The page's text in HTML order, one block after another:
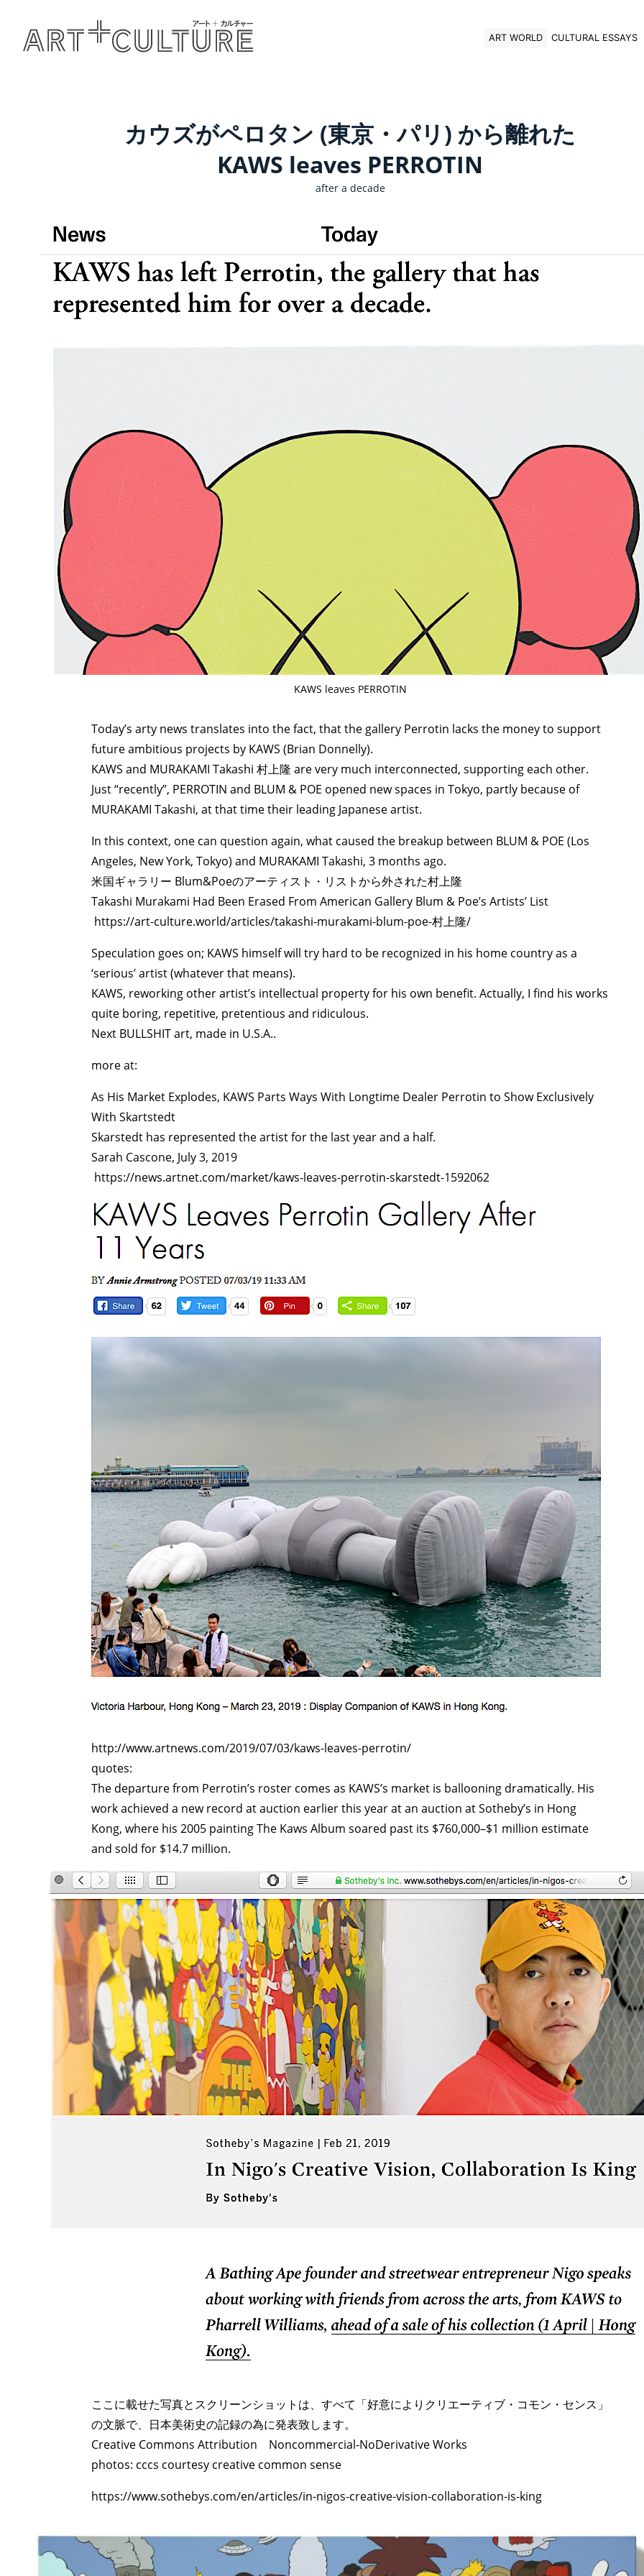
ART WORLD CULTURAL ESSAYS
TAGS PEOPLE RANKING
カウズがペロタン (東京・パリ) から離れた
KAWS leaves PERROTIN
after a decade
KAWS leaves PERROTIN
Today’s arty news translates into the fact, that the gallery Perrotin lacks the money to support
future ambitious projects by KAWS (Brian Donnelly).
KAWS and MURAKAMI Takashi 村上隆 are very much interconnected, supporting each other.
Just “recently”, PERROTIN and BLUM & POE opened new spaces in Tokyo, partly because of
MURAKAMI Takashi, at that time their leading Japanese artist.
In this context, one can question again, what caused the breakup between BLUM & POE (Los
Angeles, New York, Tokyo) and MURAKAMI Takashi, 3 months ago.
米国ギャラリー Blum&Poeのアーティスト・リストから外された村上隆
Takashi Murakami Had Been Erased From American Gallery Blum & Poe’s Artists’ List
https://art-culture.world/articles/takashi-murakami-blum-poe-村上隆/
Speculation goes on; KAWS himself will try hard to be recognized in his home country as a
‘serious’ artist (whatever that means).
KAWS, reworking other artist’s intellectual property for his own benefit. Actually, I find his works
quite boring, repetitive, pretentious and ridiculous.
Next BULLSHIT art, made in U.S.A..
more at:
As His Market Explodes, KAWS Parts Ways With Longtime Dealer Perrotin to Show Exclusively
With Skartstedt
Skarstedt has represented the artist for the last year and a half.
Sarah Cascone, July 3, 2019
https://news.artnet.com/market/kaws-leaves-perrotin-skarstedt-1592062
http://www.artnews.com/2019/07/03/kaws-leaves-perrotin/
quotes:
The departure from Perrotin’s roster comes as KAWS’s market is ballooning dramatically. His
work achieved a new record at auction earlier this year at an auction at Sotheby’s in Hong
Kong, where his 2005 painting The Kaws Album soared past its $760,000–$1 million estimate
and sold for $14.7 million.
ここに載せた写真とスクリーンショットは、すべて「好意によりクリエーティブ・コモン・センス」
の文脈で、日本美術史の記録の為に発表致します。
Creative Commons Attribution Noncommercial-NoDerivative Works
photos: cccs courtesy creative common sense
https://www.sothebys.com/en/articles/in-nigos-creative-vision-collaboration-is-king